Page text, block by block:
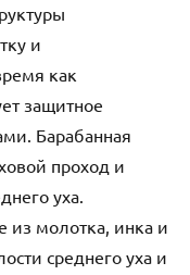
и
как
защитное
Барабанная
проход и
уха.
из молотка, инка и
среднего уха и